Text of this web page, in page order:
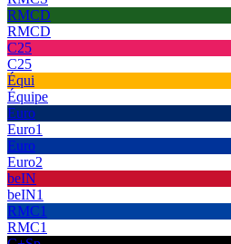
RMCD
RMCD
C25
C25
Équi
Équipe
Euro
Euro1
Euro
Euro2
beIN
beIN1
RMC1
RMC1